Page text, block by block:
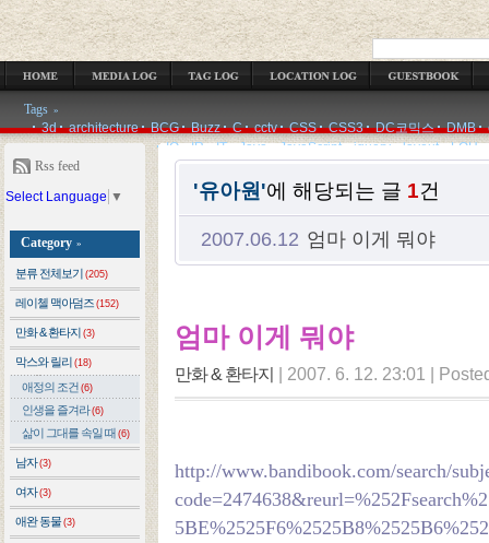
LOG GUESTBOOK ADMIN WRITE
Tags »
3d architecture BCG Buzz C cctv CSS CSS3 DC코믹스 DMB
IQ
IR IT Java JavaScript jquery layout
LOH
Rss feed
Select Language ▼
Category »
분류 전체보기 (205)
레이첼 맥아덤즈 (152)
만화 & 환타지 (3)
막스와 릴리 (18)
애정의 조건 (6)
인생을 즐겨라(6)
삶이 그대를 속일 때 (6)
남자(3)
여자(3)
애완 동물(3)
'유아원'에 해당되는 글 1건
2007.06.12 엄마 이게 뭐야
엄마 이게 뭐야
만화 & 환타지 | 2007. 6. 12. 23:01 |
http://www.bandibook.com/search/